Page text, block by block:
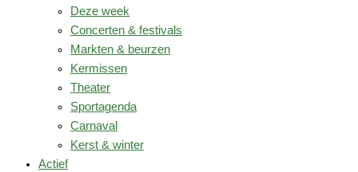
Deze week
Concerten & festivals
Markten & beurzen
Kermissen
Theater
Sportagenda
Carnaval
Kerst & winter
Actief